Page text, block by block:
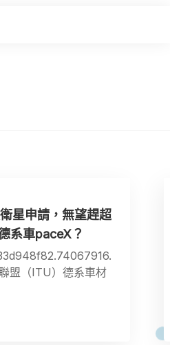
星申請，無望趕超
系車paceX？
盟（ITU）德系車材